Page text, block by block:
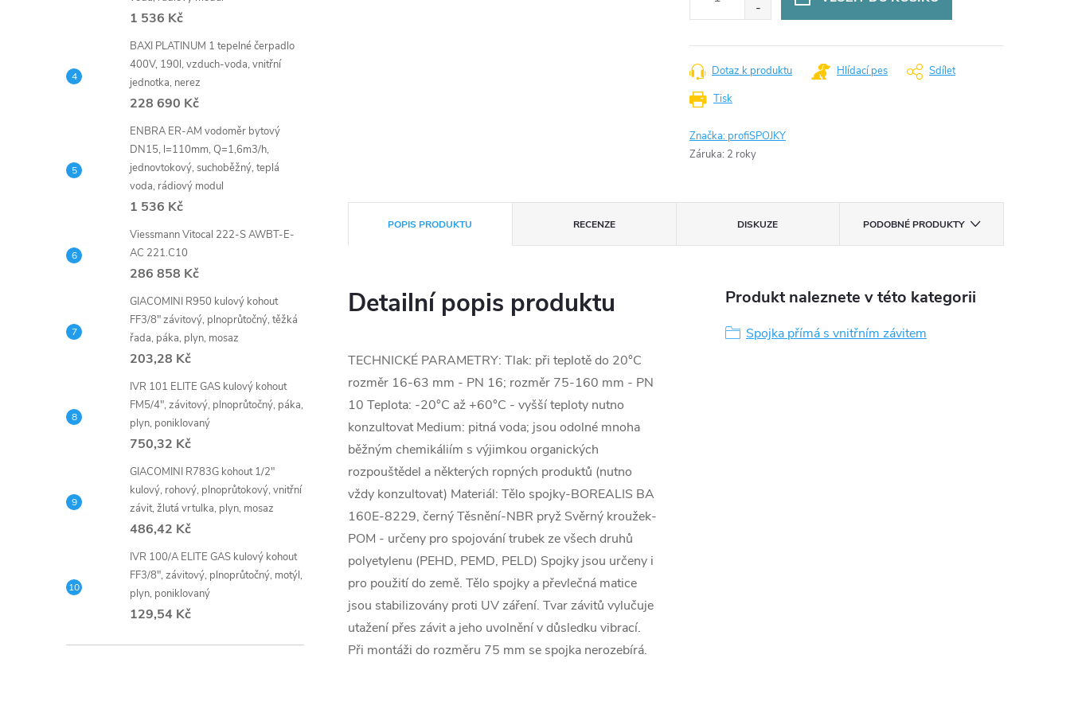
l
1 536 Kč
BAXI PLATINUM 1 tepelné čerpadlo
400V, 190l, vzduch-voda, vnitřní
jednotka, nerez
228 690 Kč
ENBRA ER-AM vodoměr bytový
DN15, l=110mm, Q=1,6m3/h,
jednovtokový, suchoběžný, teplá
voda, rádiový modul
1 536 Kč
Viessmann Vitocal 222-S AWBT-E-
AC 221.C10
286 858 Kč
GIACOMINI R950 kulový kohout
FF3/8" závitový, plnoprůtočný, těžká
řada, páka, plyn, mosaz
203,28 Kč
IVR 101 ELITE GAS kulový kohout
FM5/4", závitový, plnoprůtočný, páka,
plyn, poniklovaný
750,32 Kč
GIACOMINI R783G kohout 1/2"
kulový, rohový, plnoprůtokový, vnitřní
závit, žlutá vrtulka, plyn, mosaz
486,42 Kč
IVR 100/A ELITE GAS kulový kohout
FF3/8", závitový, plnoprůtočný, motýl,
plyn, poniklovaný
129,54 Kč
Tisk
Dotaz k produktu Hlídací pes Sdílet
Značka: profiSPOJKY
Záruka: 2 roky
POPIS PRODUKTU RECENZE DISKUZE PODOBNÉ PRODUKTY
Detailní popis produktu
TECHNICKÉ PARAMETRY: Tlak: při teplotě do 20°C
rozměr 16-63 mm - PN 16; rozměr 75-160 mm - PN
10 Teplota: -20°C až +60°C - vyšší teploty nutno
konzultovat Medium: pitná voda; jsou odolné mnoha
běžným chemikáliím s výjimkou organických
rozpouštědel a některých ropných produktů (nutno
vždy konzultovat) Materiál: Tělo spojky-BOREALIS BA
160E-8229, černý Těsnění-NBR pryž Svěrný kroužek-
POM - určeny pro spojování trubek ze všech druhů
polyetylenu (PEHD, PEMD, PELD) Spojky jsou určeny i
pro použití do země. Tělo spojky a převlečná matice
jsou stabilizovány proti UV záření. Tvar závitů vylučuje
utažení přes závit a jeho uvolnění v důsledku vibrací.
Při montáži do rozměru 75 mm se spojka nerozebírá.
Produkt naleznete v této kategorii
Spojka přímá s vnitřním závitem